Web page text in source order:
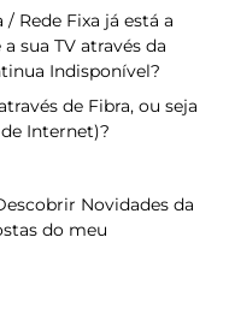
Rede Fixa já está a
sua TV através da
Indisponível?
de Fibra, ou seja
Internet)?
Novidades da
do meu